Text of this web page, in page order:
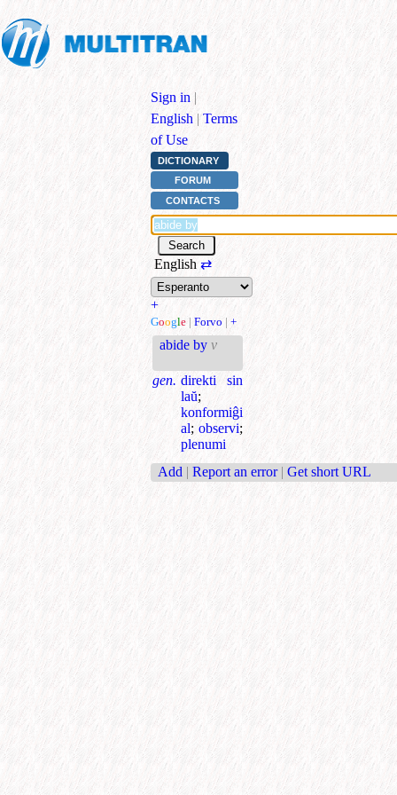
Sign in |
English | Terms
of Use
DICTIONARY
FORUM
CONTACTS
English ⇄
+
Google | Forvo | +
abide by v
gen. direkti sin
laŭ;
konformiĝi
al; observi;
plenumi
Add | Report an error | Get short URL